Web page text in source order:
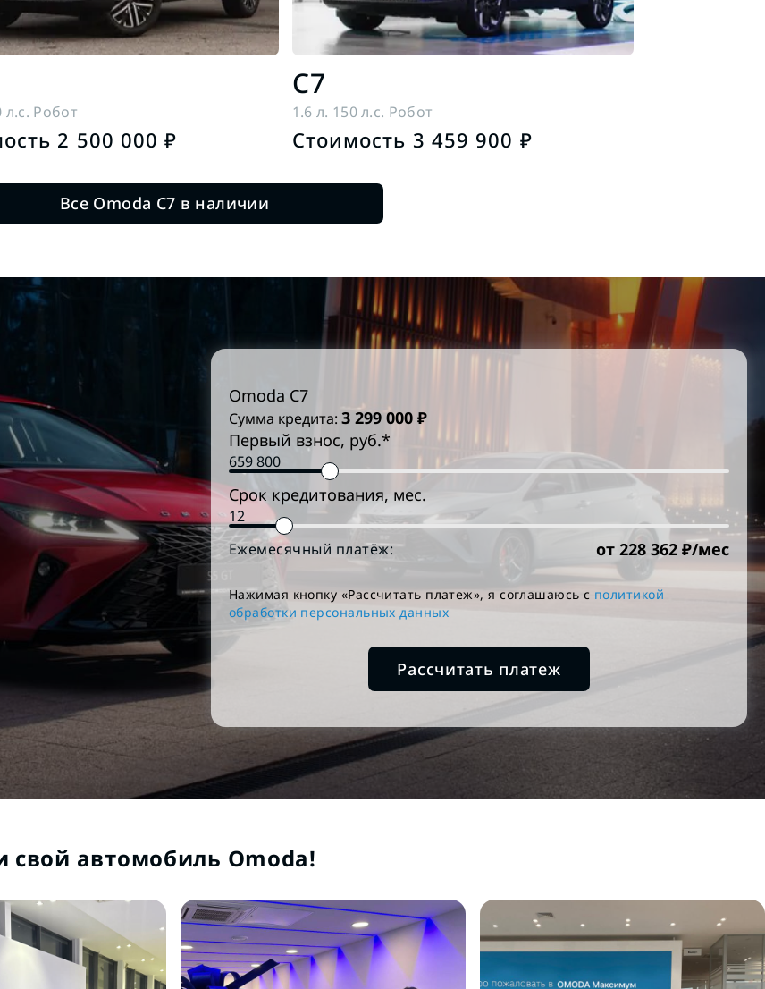
л.с. Робот
2 500 000 ₽
C7
1.6 л. 150 л.с. Робот
Стоимость 3 459 900 ₽
Все Omoda C7 в наличии
Omoda C7
Сумма кредита: 3 299 000 ₽
Первый взнос, руб.*
Срок кредитования, мес.
Ежемесячный платёж: от 228 362 ₽/мес
Нажимая кнопку «Рассчитать платеж», я соглашаюсь c политикой
обработки персональных данных
Рассчитать платеж
автомобиль Omoda!